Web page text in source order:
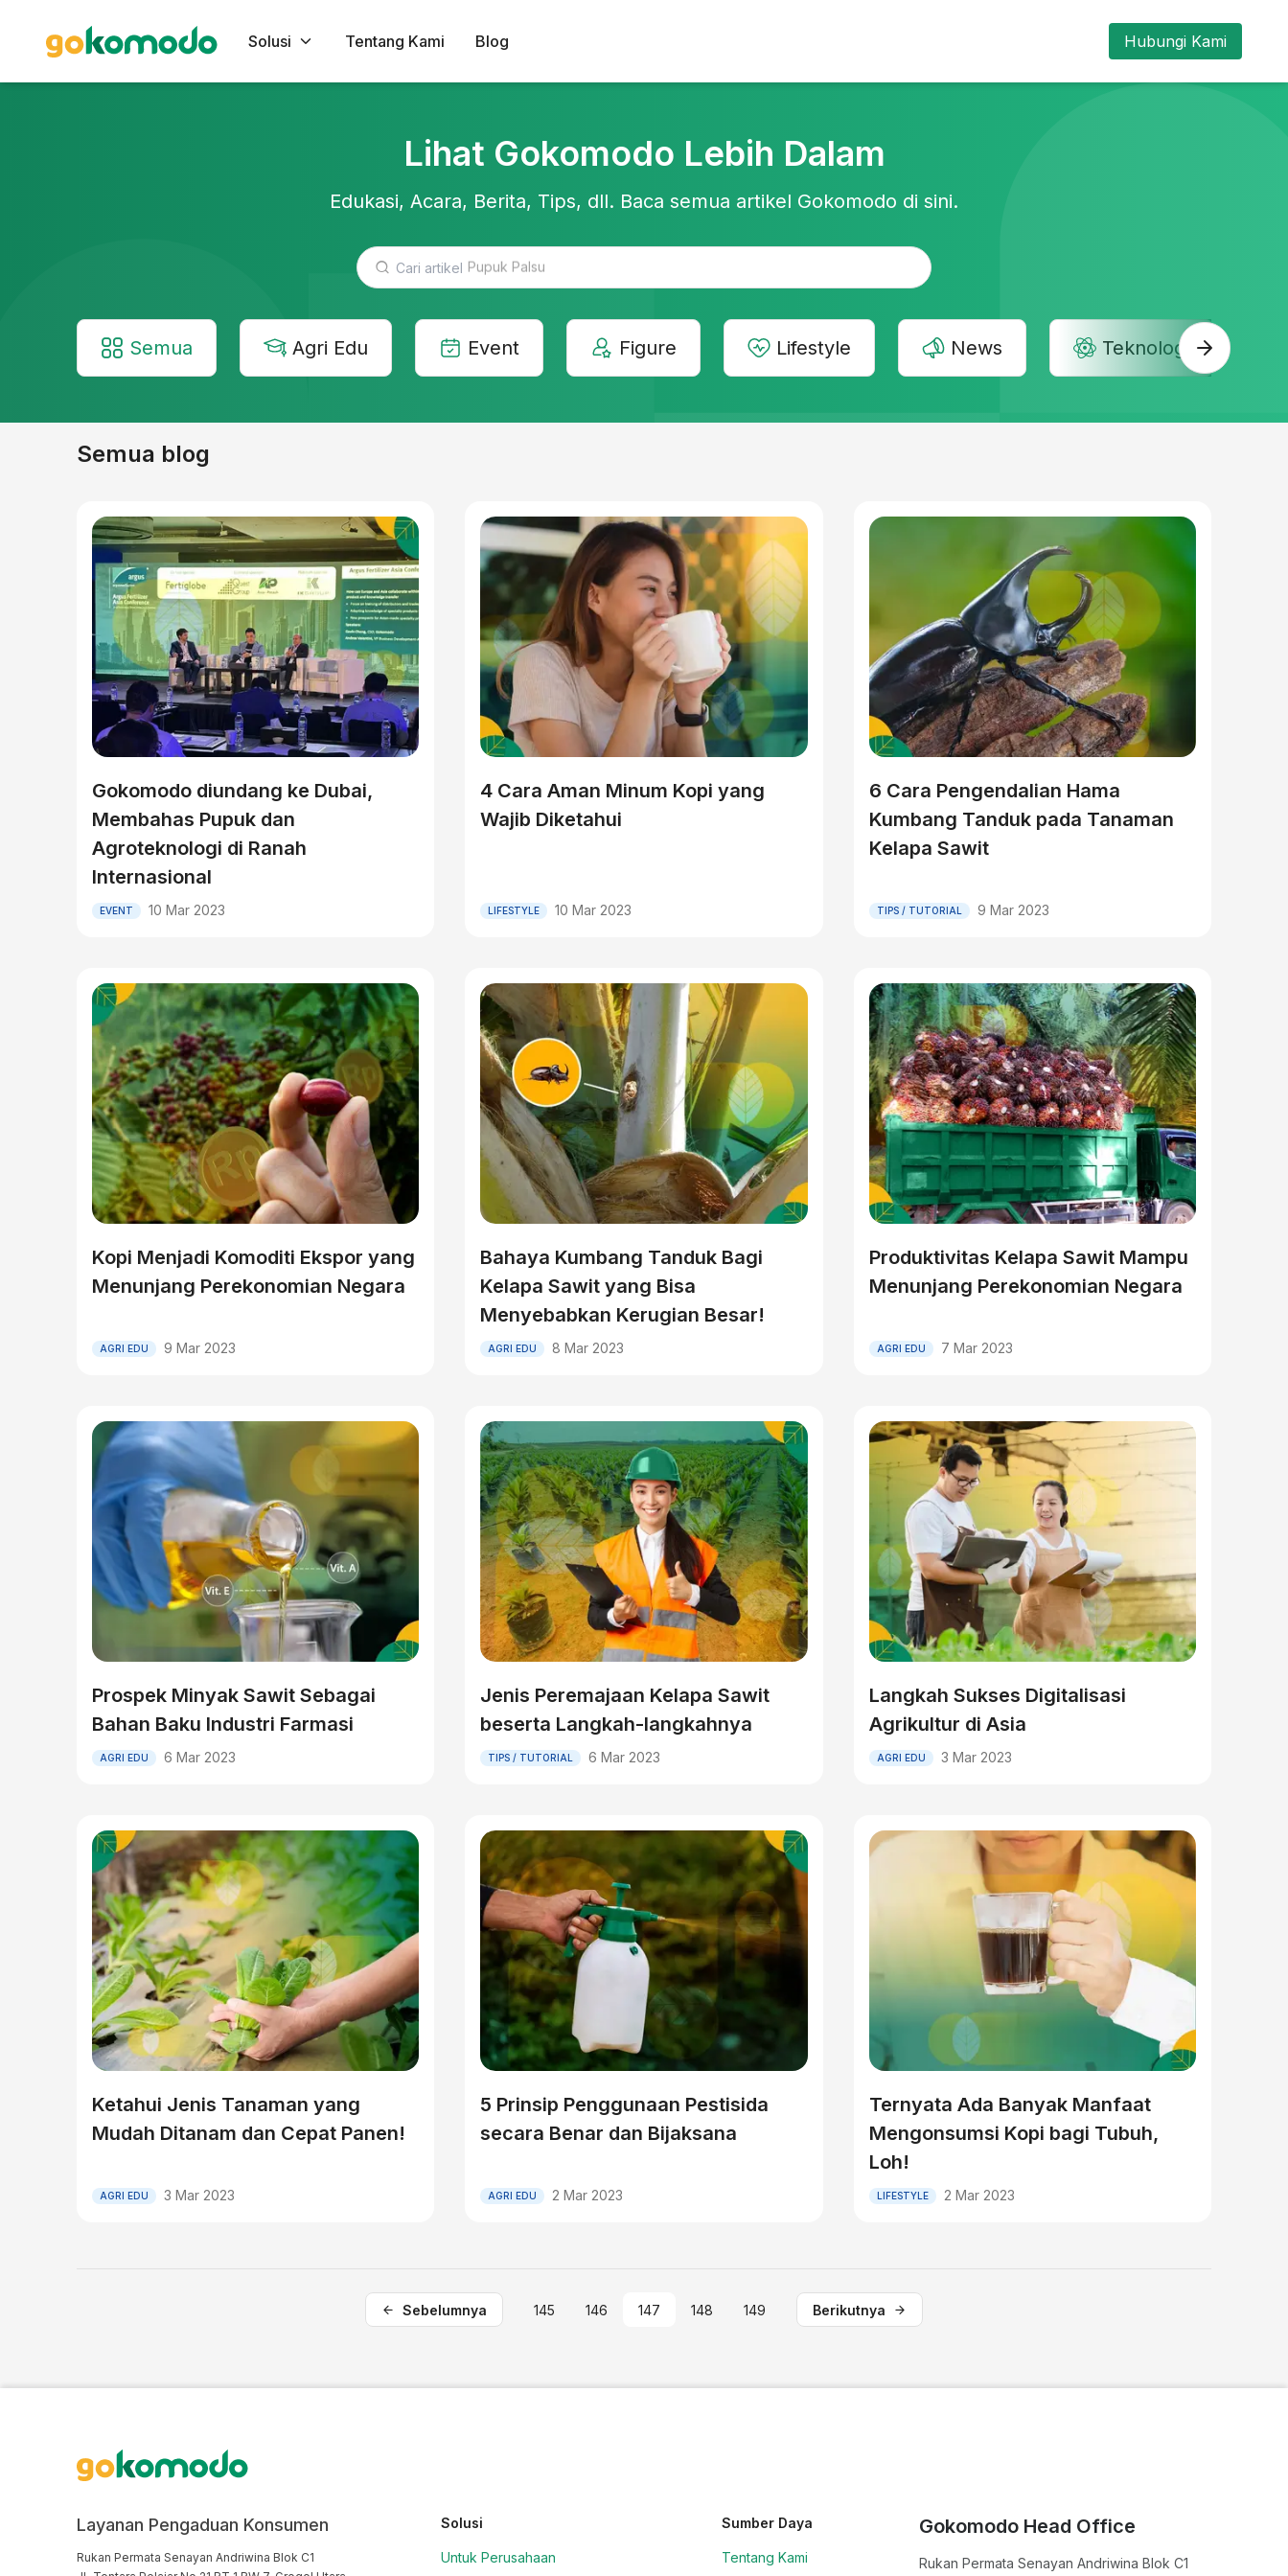
Solusi Tentang Kami Blog Hubungi Kami
Lihat Gokomodo Lebih Dalam
Edukasi, Acara, Berita, Tips, dll. Baca semua artikel Gokomodo di sini.
Teknologi Pertanian
Semua Agri Edu Event Figure Lifestyle News Teknologi
Semua blog
Gokomodo diundang ke Dubai,
Membahas Pupuk dan
Agroteknologi di Ranah
Internasional
EVENT 10 Mar 2023
4 Cara Aman Minum Kopi yang
Wajib Diketahui
LIFESTYLE 10 Mar 2023
6 Cara Pengendalian Hama
Kumbang Tanduk pada Tanaman
Kelapa Sawit
TIPS / TUTORIAL 9 Mar 2023
Kopi Menjadi Komoditi Ekspor yang
Menunjang Perekonomian Negara
AGRI EDU 9 Mar 2023
Bahaya Kumbang Tanduk Bagi
Kelapa Sawit yang Bisa
Menyebabkan Kerugian Besar!
AGRI EDU 8 Mar 2023
Produktivitas Kelapa Sawit Mampu
Menunjang Perekonomian Negara
AGRI EDU 7 Mar 2023
Prospek Minyak Sawit Sebagai
Bahan Baku Industri Farmasi
AGRI EDU 6 Mar 2023
Jenis Peremajaan Kelapa Sawit
beserta Langkah-langkahnya
TIPS / TUTORIAL 6 Mar 2023
Langkah Sukses Digitalisasi
Agrikultur di Asia
AGRI EDU 3 Mar 2023
Ketahui Jenis Tanaman yang
Mudah Ditanam dan Cepat Panen!
AGRI EDU 3 Mar 2023
5 Prinsip Penggunaan Pestisida
secara Benar dan Bijaksana
AGRI EDU 2 Mar 2023
Ternyata Ada Banyak Manfaat
Mengonsumsi Kopi bagi Tubuh,
Loh!
LIFESTYLE 2 Mar 2023
Sebelumnya 145 146 147 148 149 Berikutnya
Layanan Pengaduan Konsumen
Rukan Permata Senayan Andriwina Blok C1
Solusi
Untuk Perusahaan
Sumber Daya
Tentang Kami
Gokomodo Head Office
Rukan Permata Senayan Andriwina Blok C1